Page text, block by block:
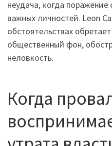
неудача, когда поражение
важных личностей. Leon
обстоятельствах
общественный фон,
неловкость.
Когда